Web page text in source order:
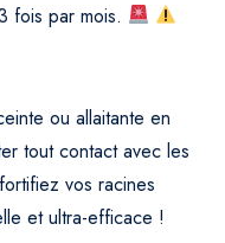
fois par mois.
ou allaitante en
tout contact avec les
vos racines
et ultra-efficace !